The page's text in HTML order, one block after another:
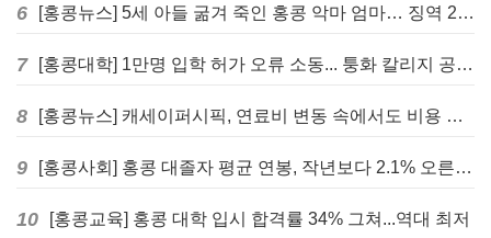
6 [홍콩뉴스] 5세 아들 굶겨 죽인 홍콩 악마 엄마… 징역 22년 중형 선고
7 [홍콩대학] 1만명 입학 허가 오류 소동... 퉁화 칼리지 공식 사과
8 [홍콩뉴스] 캐세이퍼시픽, 연료비 변동 속에서도 비용 절감 위한 감편 계획 없어
9 [홍콩사회] 홍콩 대졸자 평균 연봉, 작년보다 2.1% 오른 33만 6천 홍콩달러 기록
10 [홍콩교육] 홍콩 대학 입시 합격률 34% 그쳐...역대 최저